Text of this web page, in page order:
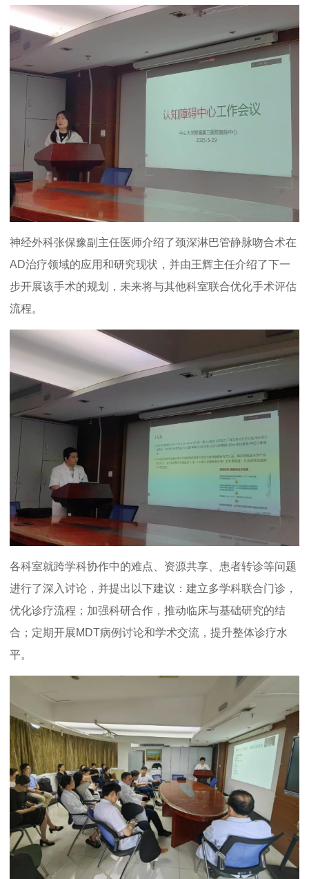
神经外科张保豫副主任医师介绍了颈深淋巴管静脉吻合术在
AD治疗领域的应用和研究现状，并由王辉主任介绍了下一
步开展该手术的规划，未来将与其他科室联合优化手术评估
流程。
各科室就跨学科协作中的难点、资源共享、患者转诊等问题
进行了深入讨论，并提出以下建议：建立多学科联合门诊，
优化诊疗流程；加强科研合作，推动临床与基础研究的结
合；定期开展MDT病例讨论和学术交流，提升整体诊疗水
平。